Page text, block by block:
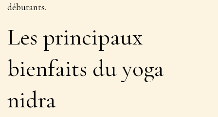
débutants.
Les principaux
bienfaits du yoga
nidra